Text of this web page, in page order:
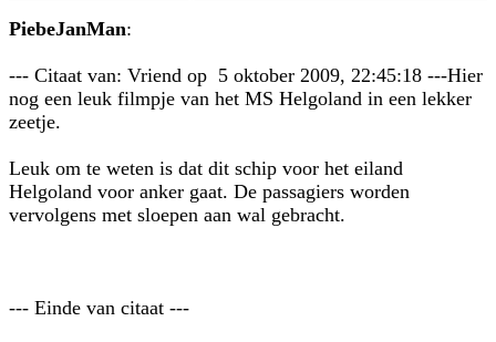
PiebeJanMan:
--- Citaat van: Vriend op 5 oktober 2009, 22:45:18 ---Hier
nog een leuk filmpje van het MS Helgoland in een lekker
zeetje.
Leuk om te weten is dat dit schip voor het eiland
Helgoland voor anker gaat. De passagiers worden
vervolgens met sloepen aan wal gebracht.
--- Einde van citaat ---